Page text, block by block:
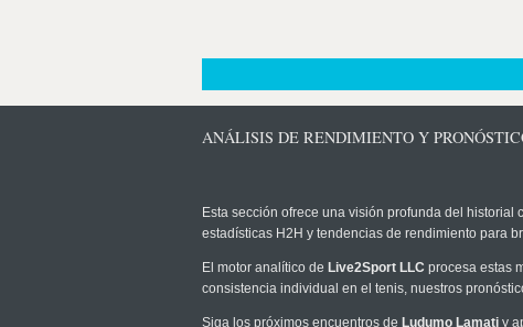
ANÁLISIS DE RENDIMIENTO Y
Esta sección ofrece una visión profunda del historial
estadísticas H2H y tendencias de rendimiento para
El motor analítico de Live2Sport LLC procesa estas
consistencia individual en el tenis, nuestros
Siga los próximos encuentros de Ludumo Lamati y